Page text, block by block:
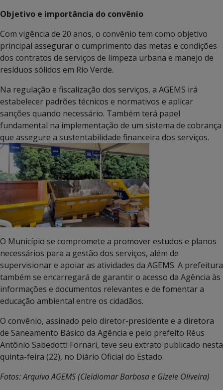
Objetivo e importância do convênio
Com vigência de 20 anos, o convênio tem como objetivo
principal assegurar o cumprimento das metas e condições
dos contratos de serviços de limpeza urbana e manejo de
resíduos sólidos em Rio Verde.
Na regulação e fiscalização dos serviços, a AGEMS irá
estabelecer padrões técnicos e normativos e aplicar
sanções quando necessário. Também terá papel
fundamental na implementação de um sistema de cobrança
que assegure a sustentabilidade financeira dos serviços.
O Município se compromete a promover estudos e planos
necessários para a gestão dos serviços, além de
supervisionar e apoiar as atividades da AGEMS. A prefeitura
também se encarregará de garantir o acesso da Agência às
informações e documentos relevantes e de fomentar a
educação ambiental entre os cidadãos.
O convênio, assinado pelo diretor-presidente e a diretora
de Saneamento Básico da Agência e pelo prefeito Réus
Antônio Sabedotti Fornari, teve seu extrato publicado nesta
quinta-feira (22), no Diário Oficial do Estado.
Fotos: Arquivo AGEMS (Cleidiomar Barbosa e Gizele Oliveira)